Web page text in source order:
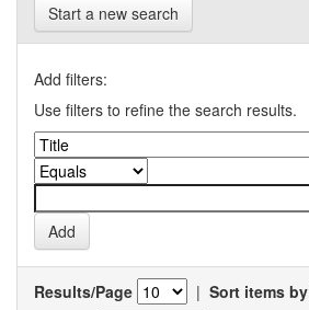
Start a new search
Add filters:
Use filters to refine the search results.
Results/Page | Sort items by